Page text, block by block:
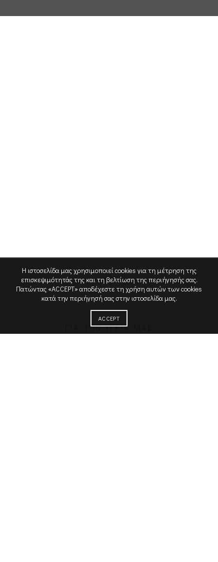
ΓΙΑ ΤΗΝ ΥΓΕΙΑ ΜΑΣ
Η ιστοσελίδα μας χρησιμοποιεί cookies για τη μέτρηση της
επισκεψιμότητάς της και τη βελτίωση της περιήγησής σας.
Πατώντας «ACCEPT» αποδέχεστε τη χρήση αυτών των cookies
κατά την περιήγησή σας στην ιστοσελίδα μας.
ACCEPT